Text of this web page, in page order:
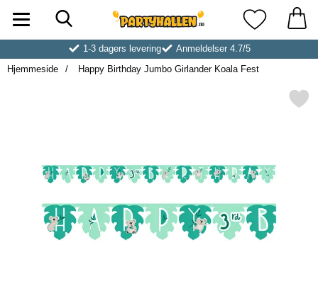
Startsiden for Partyhallen ABMine
1-3 dagers levering
Anmeldelser 4.7/5
Hjemmeside
Happy Birthday Jumbo Girlander Koala Fest
Merk happy Birthday Jumbo